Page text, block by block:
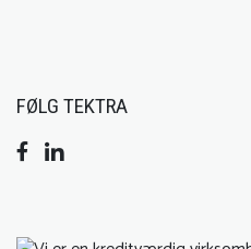
FØLG TEKTRA